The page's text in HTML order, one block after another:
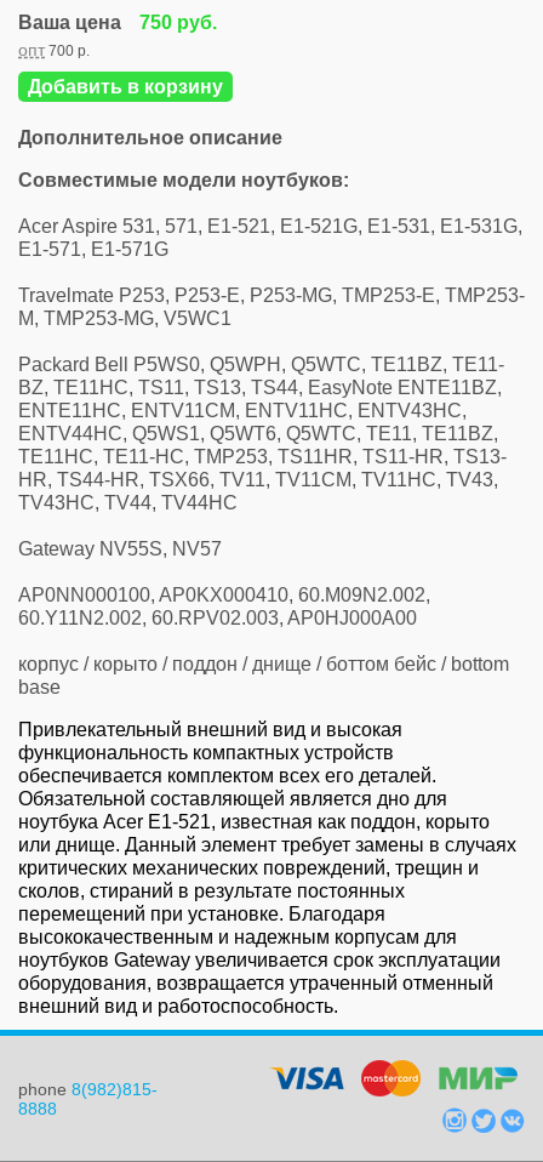
Ваша цена 750 руб.
опт 700 р.
Добавить в корзину
Дополнительное описание
Совместимые модели ноутбуков:
Acer Aspire 531, 571, E1-521, E1-521G, E1-531, E1-531G,
E1-571, E1-571G
Travelmate P253, P253-E, P253-MG, TMP253-E, TMP253-
M, TMP253-MG, V5WC1
Packard Bell P5WS0, Q5WPH, Q5WTC, TE11BZ, TE11-
BZ, TE11HC, TS11, TS13, TS44, EasyNote ENTE11BZ,
ENTE11HC, ENTV11CM, ENTV11HC, ENTV43HC,
ENTV44HC, Q5WS1, Q5WT6, Q5WTC, TE11, TE11BZ,
TE11HC, TE11-HC, TMP253, TS11HR, TS11-HR, TS13-
HR, TS44-HR, TSX66, TV11, TV11CM, TV11HC, TV43,
TV43HC, TV44, TV44HC
Gateway NV55S, NV57
AP0NN000100, AP0KX000410, 60.M09N2.002,
60.Y11N2.002, 60.RPV02.003, AP0HJ000A00
корпус / корыто / поддон / днище / боттом бейс / bottom
base
Привлекательный внешний вид и высокая
функциональность компактных устройств
обеспечивается комплектом всех его деталей.
Обязательной составляющей является дно для
ноутбука Acer E1-521, известная как поддон, корыто
или днище. Данный элемент требует замены в случаях
критических механических повреждений, трещин и
сколов, стираний в результате постоянных
перемещений при установке. Благодаря
высококачественным и надежным корпусам для
ноутбуков Gateway увеличивается срок эксплуатации
оборудования, возвращается утраченный отменный
внешний вид и работоспособность.
phone 8(982)815-
8888